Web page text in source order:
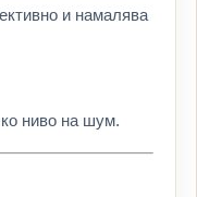
и намалява
ниво на шум.